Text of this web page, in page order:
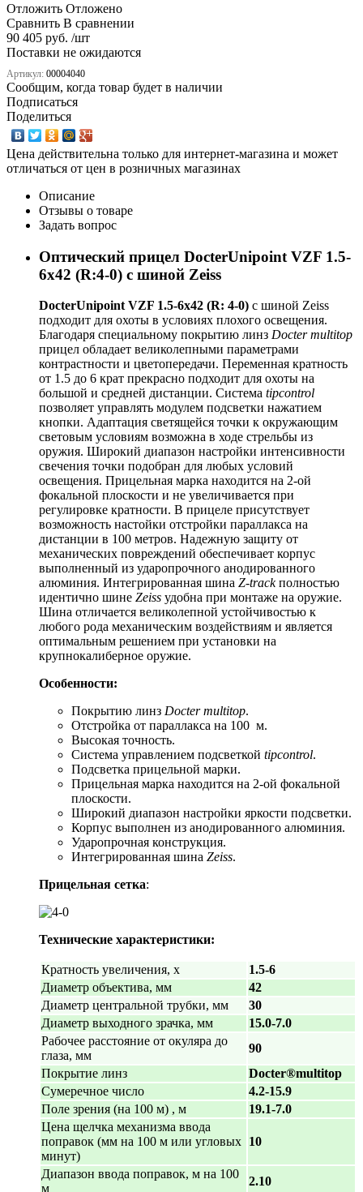
Отложить Отложено
Сравнить В сравнении
90 405 руб. /шт
Поставки не ожидаются
Артикул: 00004040
Сообщим, когда товар будет в наличии
Подписаться
Поделиться
Цена действительна только для интернет-магазина и может
отличаться от цен в розничных магазинах
Описание
Отзывы о товаре
Задать вопрос
Оптический прицел DocterUnipoint VZF 1.5-
6x42 (R:4-0) с шиной Zeiss
DocterUnipoint VZF 1.5-6x42 (R: 4-0) с шиной Zeiss
подходит для охоты в условиях плохого освещения.
Благодаря специальному покрытию линз Docter multitop
прицел обладает великолепными параметрами
контрастности и цветопередачи. Переменная кратность
от 1.5 до 6 крат прекрасно подходит для охоты на
большой и средней дистанции. Система tipcontrol
позволяет управлять модулем подсветки нажатием
кнопки. Адаптация светящейся точки к окружающим
световым условиям возможна в ходе стрельбы из
оружия. Широкий диапазон настройки интенсивности
свечения точки подобран для любых условий
освещения. Прицельная марка находится на 2-ой
фокальной плоскости и не увеличивается при
регулировке кратности. В прицеле присутствует
возможность настойки отстройки параллакса на
дистанции в 100 метров. Надежную защиту от
механических повреждений обеспечивает корпус
выполненный из ударопрочного анодированного
алюминия. Интегрированная шина Z-trackполностью
идентично шине Zeiss удобна при монтаже на оружие.
Шина отличается великолепной устойчивостью к
любого рода механическим воздействиям и является
оптимальным решением при установки на
крупнокалиберное оружие.
Особенности:
Покрытию линз Docter multitop.
Отстройка от параллакса на 100 м.
Высокая точность.
Система управлением подсветкой tipcontrol.
Подсветка прицельной марки.
Прицельная марка находится на 2-ой фокальной
плоскости.
Широкий диапазон настройки яркости подсветки.
Корпус выполнен из анодированного алюминия.
Ударопрочная конструкция.
Интегрированная шина Zeiss.
Прицельная сетка:
Технические характеристики:
Кратность увеличения, х
1.5-6
Диаметр объектива, мм
42
Диаметр центральной трубки, мм
30
Диаметр выходного зрачка, мм
15.0-7.0
Рабочее расстояние от окуляра до
глаза, мм
90
Покрытие линз
Docter®multitop
Сумеречное число
4.2-15.9
Поле зрения (на 100 м) , м
19.1-7.0
Цена щелчка механизма ввода
поправок (мм на 100 м или угловых
минут)
10
Диапазон ввода поправок, м на 100
м
2.10